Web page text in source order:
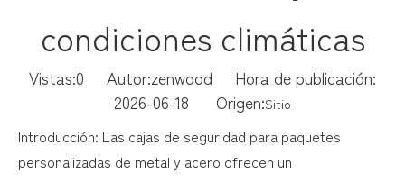
condiciones climáticas
Vistas:0 Autor:zenwood Hora de publicación:
2026-06-18 Origen:Sitio
Introducción: Las cajas de seguridad para paquetes
personalizadas de metal y acero ofrecen un